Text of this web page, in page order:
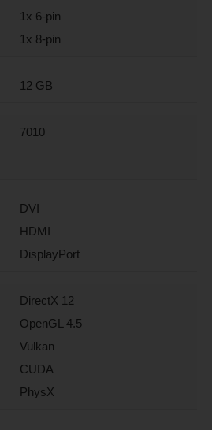
1x 6-pin
1x 8-pin
12 GB
7010
DVI
HDMI
DisplayPort
DirectX 12
OpenGL 4.5
Vulkan
CUDA
PhysX